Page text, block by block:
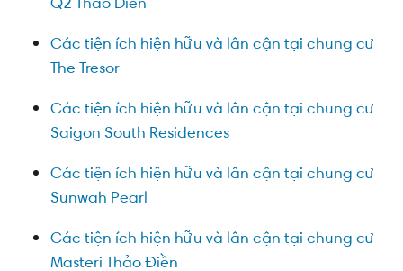
Các tiện ích hiện hữu và lân cận tại chung cư
The Tresor
Các tiện ích hiện hữu và lân cận tại chung cư
Saigon South Residences
Các tiện ích hiện hữu và lân cận tại chung cư
Sunwah Pearl
Các tiện ích hiện hữu và lân cận tại chung cư
Masteri Thảo Điền